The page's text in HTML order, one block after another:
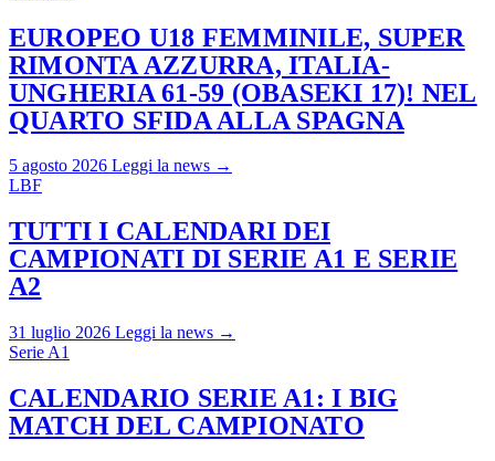
EUROPEO U18 FEMMINILE, SUPER
RIMONTA AZZURRA, ITALIA-
UNGHERIA 61-59 (OBASEKI 17)! NEL
QUARTO SFIDA ALLA SPAGNA
5 agosto 2026 Leggi la news →
LBF
TUTTI I CALENDARI DEI
CAMPIONATI DI SERIE A1 E SERIE
A2
31 luglio 2026 Leggi la news →
Serie A1
CALENDARIO SERIE A1: I BIG
MATCH DEL CAMPIONATO